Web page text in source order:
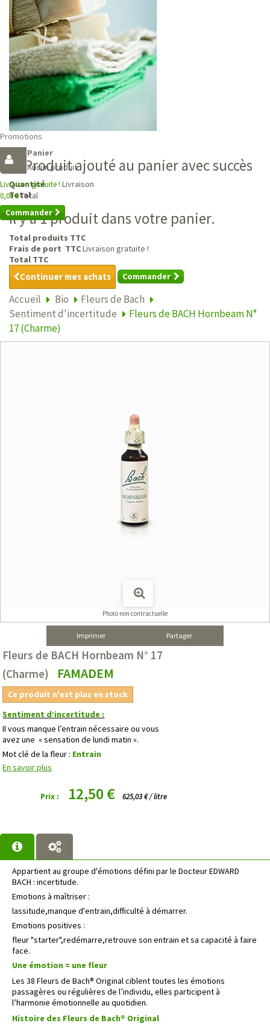
Promotions
Panier
Aucun produit
Livraison gratuite ! Livraison
0,00 €Total
Commander
Produit ajouté au panier avec succès
Quantité
Total
Il y a 1 produit dans votre panier.
Total produits TTC
Frais de port TTCLivraison gratuite !
Total TTC
Continuer mes achats Commander
Accueil Bio
Fleurs de Bach
Sentiment d'incertitude
Fleurs de BACH Hornbeam N°
17 (Charme)
Photo non contractuelle
Imprimer Partager
Fleurs de BACH Hornbeam N° 17
(Charme)
FAMADEM
Ce produit n'est plus en stock
Sentiment d’incertitude :
Il vous manque l’entrain nécessaire ou vous
avez une « sensation de lundi matin ».
Mot clé de la fleur : Entrain
En savoir plus
Prix : 12,50 € 625,03 € / litre
Appartient au groupe d'émotions défini par le Docteur EDWARD
BACH : incertitude.
Emotions à maîtriser :
lassitude,manque d'entrain,difficulté à démarrer.
Emotions positives :
fleur "starter",redémarre,retrouve son entrain et sa capacité à faire
face.
Une émotion = une fleur
Les 38 Fleurs de Bach® Original ciblent toutes les émotions
passagères ou régulières de l’individu, elles participent à
l’harmonie émotionnelle au quotidien.
Histoire des Fleurs de Bach® Original